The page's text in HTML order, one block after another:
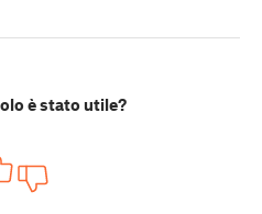
è stato utile?